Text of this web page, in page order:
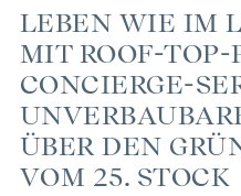
LEBEN WIE IM
MIT ROOF-TOP-
CONCIERGE-
ÜBER DEN
VOM 25. STOCK